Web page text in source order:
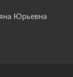
Юрьевна